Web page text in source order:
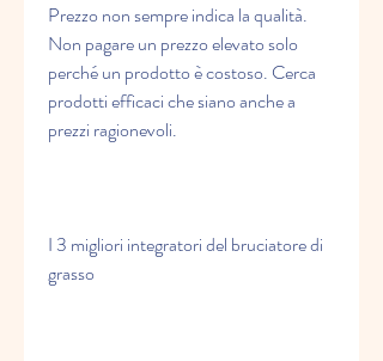
Prezzo non sempre indica la qualità.
Non pagare un prezzo elevato solo
perché un prodotto è costoso. Cerca
prodotti efficaci che siano anche a
prezzi ragionevoli.
I 3 migliori integratori del bruciatore di
grasso